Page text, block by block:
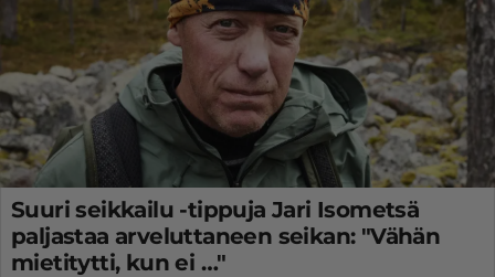
Suuri seikkailu -tippuja Jari Isometsä
paljastaa arveluttaneen seikan: "Vähän
mietitytti, kun ei …"